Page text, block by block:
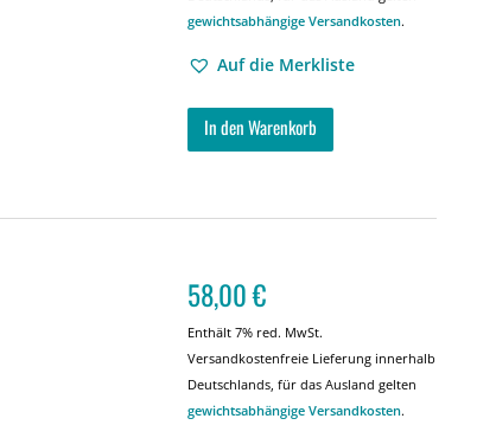
gewichtsabhängige Versandkosten.
Auf die Merkliste
In den Warenkorb
58,00€
Enthält 7% red. MwSt.
Versandkostenfreie Lieferung innerhalb
Deutschlands, für das Ausland gelten
gewichtsabhängige Versandkosten.